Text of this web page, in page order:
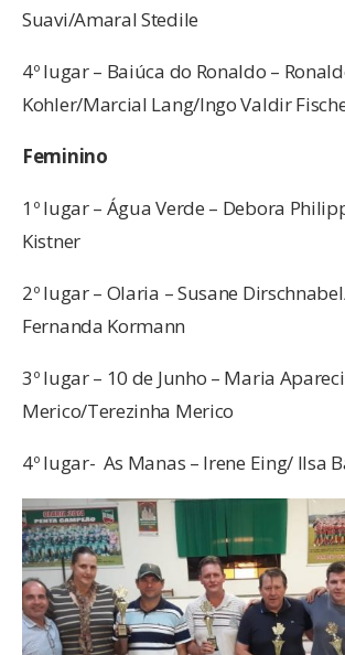
Suavi/Amaral Stedile
4º lugar – Baiúca do Ronaldo –
Kohler/Marcial Lang/Ingo Valdir
Feminino
1º lugar – Água Verde – Debora
Kistner
2º lugar – Olaria – Susane
Fernanda Kormann
3º lugar – 10 de Junho – Maria
Merico/Terezinha Merico
4º lugar- As Manas – Irene Eing/ Ilsa